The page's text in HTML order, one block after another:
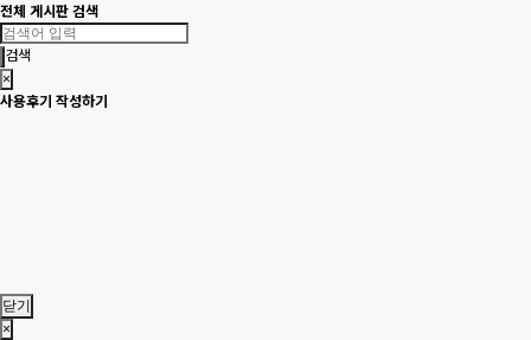
전체 게시판 검색
검색
×
사용후기 작성하기
닫기
×